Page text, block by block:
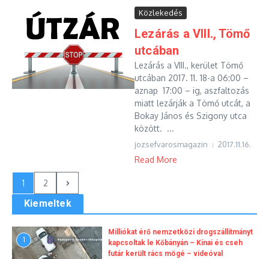
Közlekedés
Lezárás a VIII., Tömő
utcában
Lezárás a VIII., kerület Tömő
utcában 2017. 11. 18-a 06:00 –
aznap 17:00 – ig, aszfaltozás
miatt lezárják a Tömő utcát, a
Bokay János és Szigony utca
között. ...
jozsefvarosmagazin 2017.11.16.
Read More
1 2
Kiemeltek
1
Milliókat érő nemzetközi drogszállítmányt
kapcsoltak le Kőbányán – Kínai és cseh
futár került rács mögé – videóval